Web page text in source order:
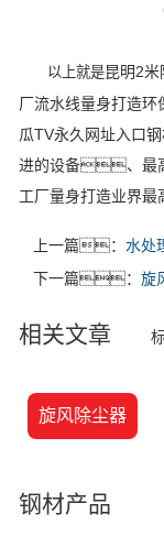
以上就是昆明2
厂流水线量身打造
瓜TV永久网址入口
进的设备、最
工厂量身打造业界
上一篇： 水处
下一篇： 旋
相关文章
旋风除尘器
钢材产品